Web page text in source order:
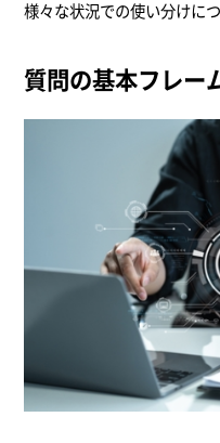
様々な状況での使い分けに
質問の基本フレー